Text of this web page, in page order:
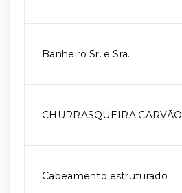
Banheiro Sr. e Sra.
CHURRASQUEIRA CARVÃO
Cabeamento estruturado